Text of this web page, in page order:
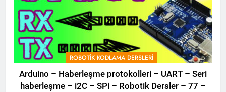
ROBOTIK KODLAMA DERSLERI
Arduino – Haberleşme protokolleri – UART – Seri
haberleşme – i2C – SPi – Robotik Dersler – 77 –